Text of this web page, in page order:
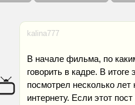
kalina777
В начале фильма, по
говорить в кадре. В итоге
посмотрел несколько
интернету. Если этот